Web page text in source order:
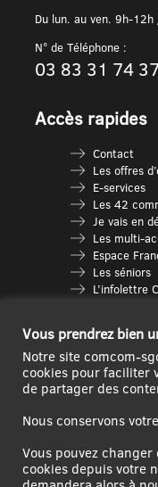
Du lun. au ven. 9h-
N° de Téléphone :
03 83 31 74 37
Accès rapides
Contact
Les offres
E-services
Les 42
Je vais en
Les multi-
Espace
Les séniors
L’infolettre
Vous prendrez bien
Notre site comcom-
cookies pour faciliter
de partager des
Nous conservons
Vous pouvez
cookies depuis votre